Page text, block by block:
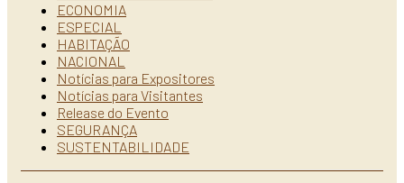
ECONOMIA
ESPECIAL
HABITAÇÃO
NACIONAL
Notícias para Expositores
Notícias para Visitantes
Release do Evento
SEGURANÇA
SUSTENTABILIDADE